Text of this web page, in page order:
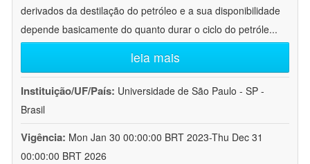
derivados da destilação do petróleo e a sua disponibilidade
depende basicamente do quanto durar o ciclo do petróle...
leia mais
Instituição/UF/País: Universidade de São Paulo - SP -
Brasil
Vigência: Mon Jan 30 00:00:00 BRT 2023-Thu Dec 31
00:00:00 BRT 2026